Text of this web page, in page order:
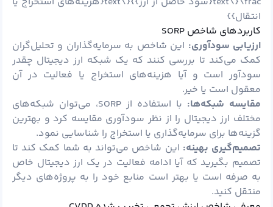
انتقال}}
کاربردهای شاخص SORP
ارزیابی سودآوری: این شاخص به سرمایه‌گذاران و تحلیل‌گران
کمک می‌کند تا بررسی کنند که یک شبکه ارز دیجیتال چقدر
سودآور است و آیا هزینه‌های استخراج یا فعالیت در آن
معقول است یا خیر.
مقایسه شبکه‌ها:
با استفاده از SORP، می‌توان شبکه‌های
مختلف ارز دیجیتال را از نظر سودآوری مقایسه کرد و بهترین
گزینه‌ها برای سرمایه‌گذاری یا استخراج را شناسایی نمود.
تصمیم‌گیری بهینه: این شاخص می‌تواند به شما کمک کند تا
تصمیم بگیرید که آیا ادامه فعالیت در یک ارز دیجیتال خاص
به صرفه است یا بهتر است منابع خود را به پروژه‌های دیگر
منتقل کنید.